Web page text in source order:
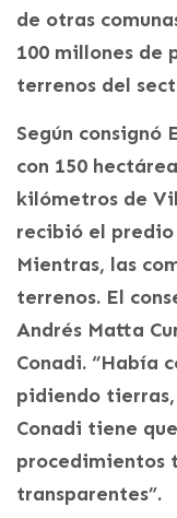
de otras
100 millones de
terrenos del
Según consignó
con 150
kilómetros de
recibió el predio
Mientras, las
terrenos. El
Andrés Matta
Conadi. “Había
pidiendo
Conadi tiene
procedimientos
transparentes”.